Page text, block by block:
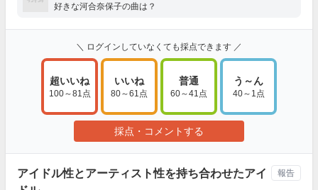
好きな河合奈保子の曲は？
＼ ログインしていなくても採点できます ／
超いいね
100～81点
いいね
80～61点
普通
60～41点
う～ん
40～1点
採点・コメントする
アイドル性とアーティスト性を持ち合わせたアイ
報告